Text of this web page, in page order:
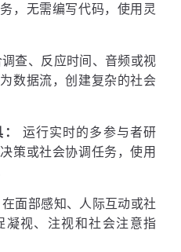
，无需编写代码，使用灵
查、反应时间、音频或视
数据流，创建复杂的社会
运行实时的多参与者研
策或社会协调任务，使用
在面部感知、人际互动或社
凝视、注视和社会注意指